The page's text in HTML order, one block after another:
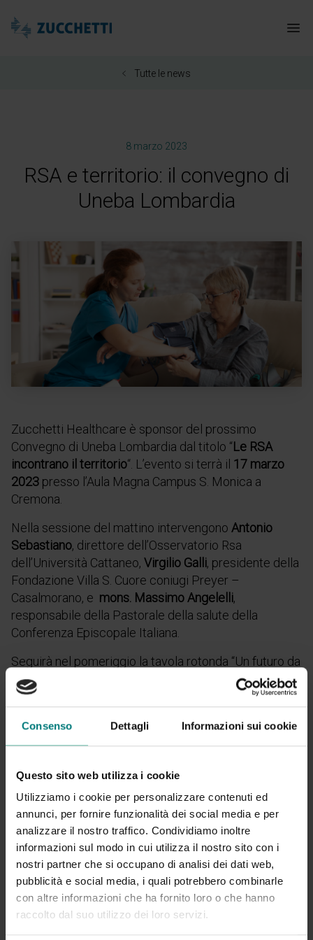
Consenso Dettagli Informazioni sui cookie
Questo sito web utilizza i cookie
Utilizziamo i cookie per personalizzare contenuti ed
annunci, per fornire funzionalità dei social media e per
analizzare il nostro traffico. Condividiamo inoltre
informazioni sul modo in cui utilizza il nostro sito con i
nostri partner che si occupano di analisi dei dati web,
pubblicità e social media, i quali potrebbero combinarle
con altre informazioni che ha fornito loro o che hanno
raccolto dal suo utilizzo dei loro servizi.
Zucchetti Healthcare
Tutte le news
8 marzo 2023
RSA e territorio: il convegno di
Uneba Lombardia
Zucchetti Healthcare è sponsor del prossimo
Convegno di Uneba Lombardia dal titolo “Le RSA
incontrano il territorio“. L’evento si terrà il 17 marzo
2023 presso l’Aula Magna Campus S. Monica a
Cremona.
Nella sessione del mattino intervengono Antonio
Sebastiano, direttore dell’Osservatorio Rsa
dell’Università Cattaneo, Virgilio Galli, presidente della
Fondazione Villa S. Cuore coniugi Preyer –
Casalmorano, e mons. Massimo Angelelli,
responsabile della Pastorale della salute della
Conferenza Episcopale Italiana.
Seguirà nel pomeriggio la tavola rotonda “Un futuro da
costruire insieme”, moderata dal presidente vicario di
Uneba Lombardia Marco Petrillo e con la presenza di
e Regione Lombardia.
Vieni a trovarci!
Il nostro team sarà presente con un desk informativo
per presentare lasoluzione per gestire e monitorare
l’assistenza domiciliare integratasecondo i nuovi
requisiti di accreditamento previsti dalla delibera n.
6867 della Regione Lombardia.
Programma e iscrizioni